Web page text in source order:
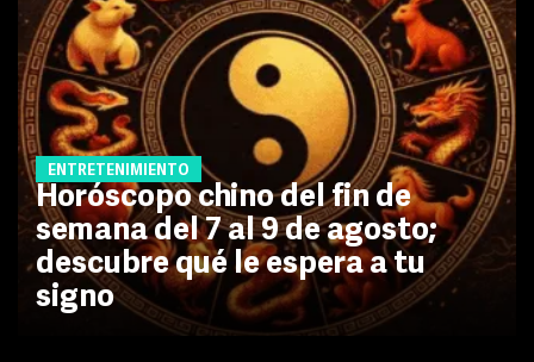
ENTRETENIMIENTO
Horóscopo chino del fin de
semana del 7 al 9 de agosto;
descubre qué le espera a tu
signo